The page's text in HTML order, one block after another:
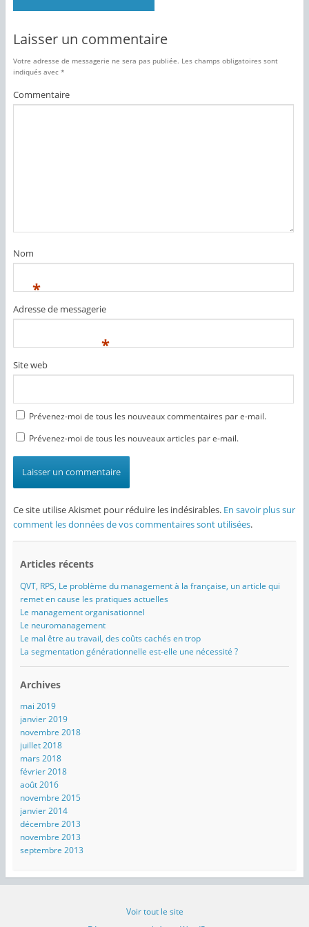
n
n
e
n
o
u
l
l
a
u
n
n
e
l
Laisser un commentaire
Votre adresse de messagerie ne sera pas publiée. Les champs obligatoires sont
indiqués avec *
Commentaire
Nom
*
Adresse de messagerie
*
Site web
Prévenez-moi de tous les nouveaux commentaires par e-mail.
Prévenez-moi de tous les nouveaux articles par e-mail.
Ce site utilise Akismet pour réduire les indésirables. En savoir plus sur
comment les données de vos commentaires sont utilisées.
Articles récents
QVT, RPS, Le problème du management à la française, un article qui
remet en cause les pratiques actuelles
Le management organisationnel
Le neuromanagement
Le mal être au travail, des coûts cachés en trop
La segmentation générationnelle est-elle une nécessité ?
Archives
mai 2019
janvier 2019
novembre 2018
juillet 2018
mars 2018
février 2018
août 2016
novembre 2015
janvier 2014
décembre 2013
novembre 2013
septembre 2013
Voir tout le site